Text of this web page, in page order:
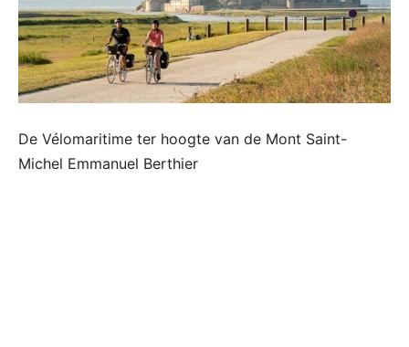
De Vélomaritime ter hoogte van de Mont Saint-
Michel Emmanuel Berthier